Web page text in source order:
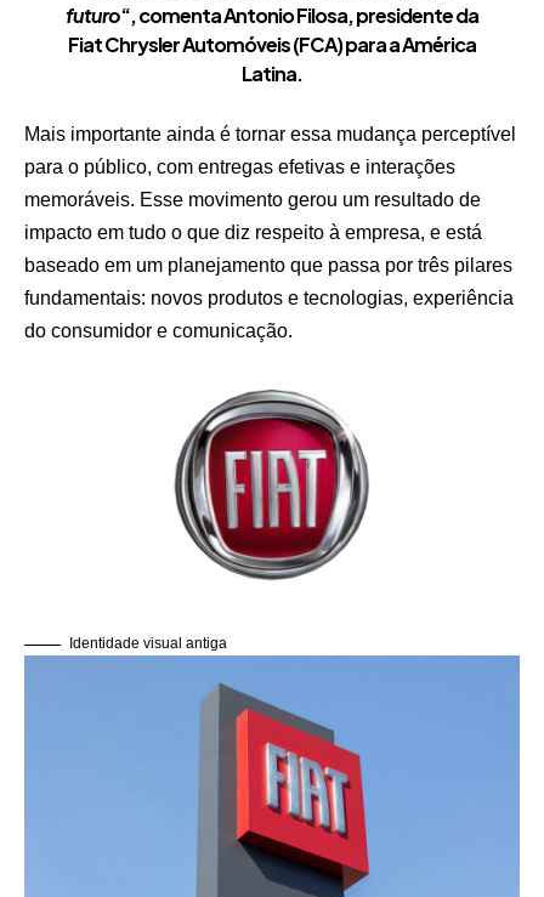
futuro“, comenta Antonio Filosa, presidente da
Fiat Chrysler Automóveis (FCA) para a América
Latina.
Mais importante ainda é tornar essa mudança perceptível
para o público, com entregas efetivas e interações
memoráveis. Esse movimento gerou um resultado de
impacto em tudo o que diz respeito à empresa, e está
baseado em um planejamento que passa por três pilares
fundamentais: novos produtos e tecnologias, experiência
do consumidor e comunicação.
Identidade visual antiga